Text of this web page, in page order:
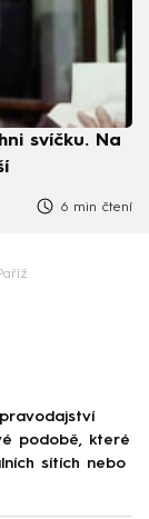
svíčku. Na
6 min čtení
Paříž
podobě, které
sítích nebo